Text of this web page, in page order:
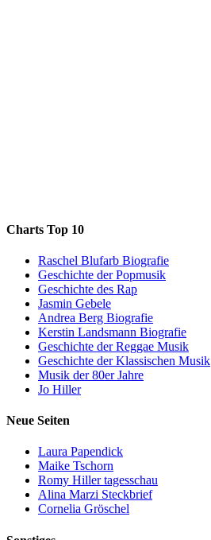
Charts Top 10
Raschel Blufarb Biografie
Geschichte der Popmusik
Geschichte des Rap
Jasmin Gebele
Andrea Berg Biografie
Kerstin Landsmann Biografie
Geschichte der Reggae Musik
Geschichte der Klassischen Musik
Musik der 80er Jahre
Jo Hiller
Neue Seiten
Laura Papendick
Maike Tschorn
Romy Hiller tagesschau
Alina Marzi Steckbrief
Cornelia Gröschel